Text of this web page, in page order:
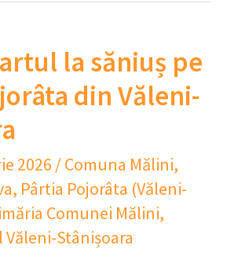
la săniuș pe
din Văleni-
2026 /Comuna Mălini,
, Pârtia Pojorâta (Văleni-
Comunei Mălini,
Văleni-Stânișoara